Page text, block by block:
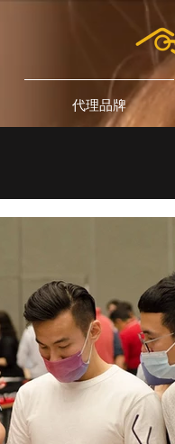
代理品牌